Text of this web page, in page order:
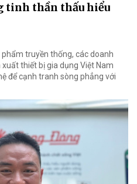
tinh thần thấu hiểu
truyền thống, các doanh
thiết bị gia dụng Việt Nam
để cạnh tranh sòng phẳng với